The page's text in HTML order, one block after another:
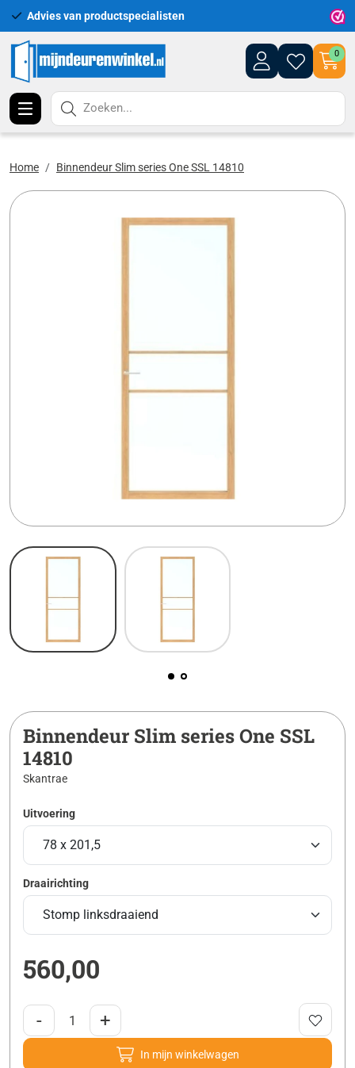
Advies van productspecialisten
0
Zoeken...
Home Binnendeur Slim series One SSL 14810
Binnendeur Slim series One SSL
14810
Skantrae
Uitvoering
Draairichting
560,00
- +
In mijn winkelwagen